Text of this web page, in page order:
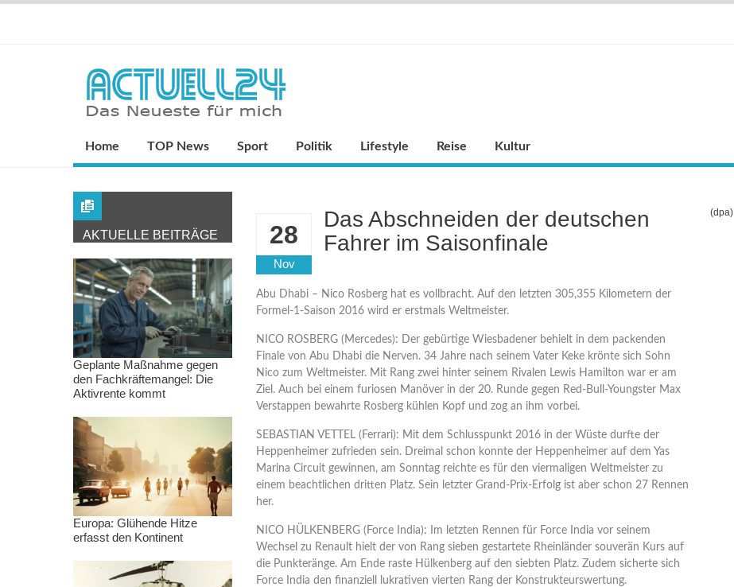
Home TOP News Sport Politik Lifestyle Reise Kultur
28
Nov
Das Abschneiden der deutschen
Fahrer im Saisonfinale
(dpa)
Abu Dhabi – Nico Rosberg hat es vollbracht. Auf den letzten 305,355 Kilometern der
Formel-1-Saison 2016 wird er erstmals Weltmeister.
NICO ROSBERG (Mercedes): Der gebürtige Wiesbadener behielt in dem packenden
Finale von Abu Dhabi die Nerven. 34 Jahre nach seinem Vater Keke krönte sich Sohn
Nico zum Weltmeister. Mit Rang zwei hinter seinem Rivalen Lewis Hamilton war er am
Ziel. Auch bei einem furiosen Manöver in der 20. Runde gegen Red-Bull-Youngster Max
Verstappen bewahrte Rosberg kühlen Kopf und zog an ihm vorbei.
SEBASTIAN VETTEL (Ferrari): Mit dem Schlusspunkt 2016 in der Wüste durfte der
Heppenheimer zufrieden sein. Dreimal schon konnte der Heppenheimer auf dem Yas
Marina Circuit gewinnen, am Sonntag reichte es für den viermaligen Weltmeister zu
einem beachtlichen dritten Platz. Sein letzter Grand-Prix-Erfolg ist aber schon 27 Rennen
her.
NICO HÜLKENBERG (Force India): Im letzten Rennen für Force India vor seinem
Wechsel zu Renault hielt der von Rang sieben gestartete Rheinländer souverän Kurs auf
die Punkteränge. Am Ende raste Hülkenberg auf den siebten Platz. Zudem sicherte sich
Force India den finanziell lukrativen vierten Rang der Konstrukteurswertung.
AKTUELLE BEITRÄGE
Geplante Maßnahme gegen
den Fachkräftemangel: Die
Aktivrente kommt
Europa: Glühende Hitze
erfasst den Kontinent